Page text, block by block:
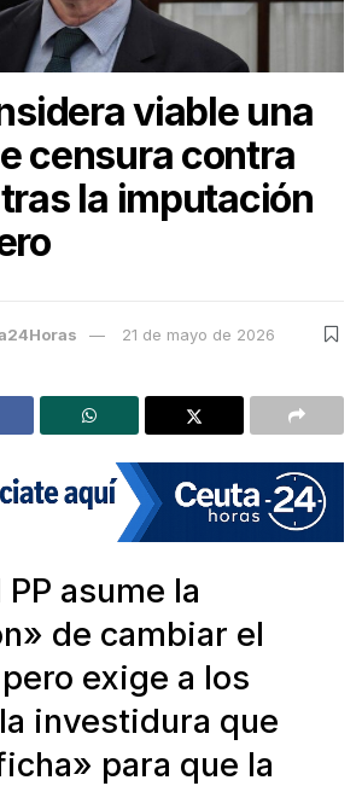
viable una
censura contra
la imputación
21 de mayo de 2026
asume la
de cambiar el
exige a los
investidura que
para que la